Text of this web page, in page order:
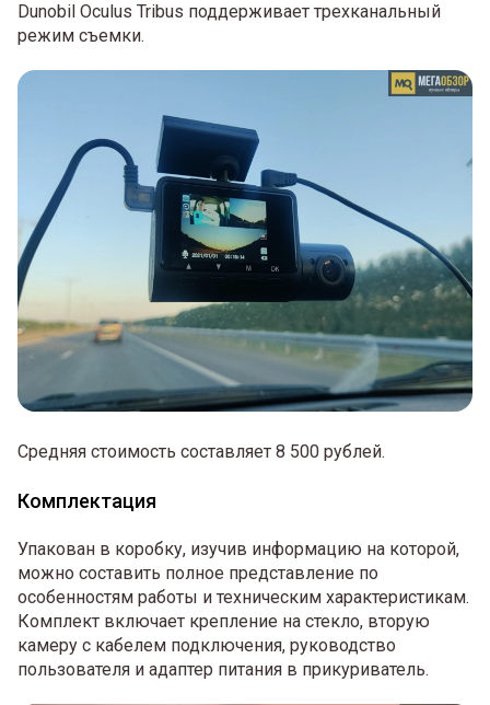
Dunobil Oculus Tribus поддерживает трехканальный
режим съемки.
Средняя стоимость составляет 8 500 рублей.
Комплектация
Упакован в коробку, изучив информацию на которой,
можно составить полное представление по
особенностям работы и техническим характеристикам.
Комплект включает крепление на стекло, вторую
камеру с кабелем подключения, руководство
пользователя и адаптер питания в прикуриватель.